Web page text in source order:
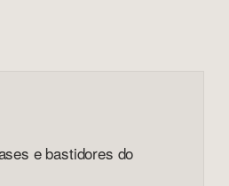
e bastidores do